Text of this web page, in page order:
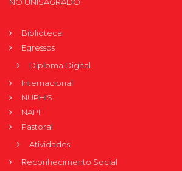
Biblioteca
Egressos
Diploma Digital
Internacional
NUPHIS
NAPI
Pastoral
Atividades
Reconhecimento Social